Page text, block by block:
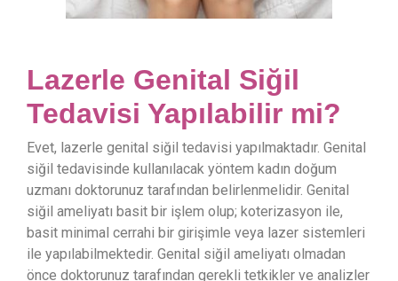
Lazerle Genital Siğil
Tedavisi Yapılabilir mi?
Evet, lazerle genital siğil tedavisi yapılmaktadır. Genital
siğil tedavisinde kullanılacak yöntem kadın doğum
uzmanı doktorunuz tarafından belirlenmelidir. Genital
siğil ameliyatı basit bir işlem olup; koterizasyon ile,
basit minimal cerrahi bir girişimle veya lazer sistemleri
ile yapılabilmektedir. Genital siğil ameliyatı olmadan
önce doktorunuz tarafından gerekli tetkikler ve analizler